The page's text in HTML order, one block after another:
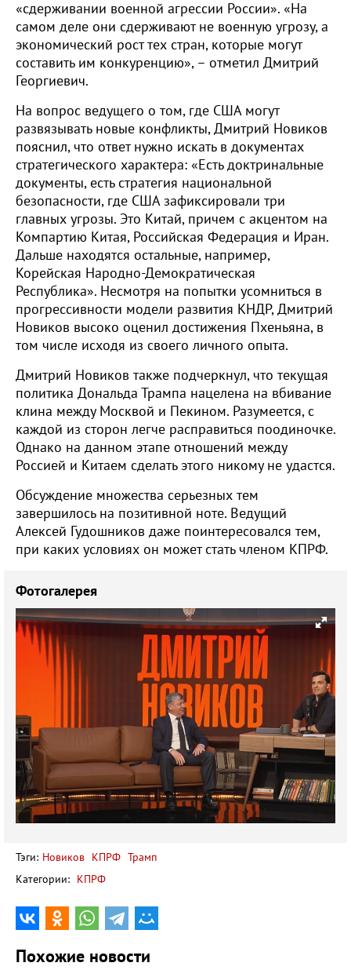
«сдерживании военной агрессии России». «На
самом деле они сдерживают не военную угрозу, а
экономический рост тех стран, которые могут
составить им конкуренцию», – отметил Дмитрий
Георгиевич.
На вопрос ведущего о том, где США могут
развязывать новые конфликты, Дмитрий Новиков
пояснил, что ответ нужно искать в документах
стратегического характера: «Есть доктринальные
документы, есть стратегия национальной
безопасности, где США зафиксировали три
главных угрозы. Это Китай, причем с акцентом на
Компартию Китая, Российская Федерация и Иран.
Дальше находятся остальные, например,
Корейская Народно-Демократическая
Республика». Несмотря на попытки усомниться в
прогрессивности модели развития КНДР, Дмитрий
Новиков высоко оценил достижения Пхеньяна, в
том числе исходя из своего личного опыта.
Дмитрий Новиков также подчеркнул, что текущая
политика Дональда Трампа нацелена на вбивание
клина между Москвой и Пекином. Разумеется, с
каждой из сторон легче расправиться поодиночке.
Однако на данном этапе отношений между
Россией и Китаем сделать этого никому не удастся.
Обсуждение множества серьезных тем
завершилось на позитивной ноте. Ведущий
Алексей Гудошников даже поинтересовался тем,
при каких условиях он может стать членом КПРФ.
Фотогалерея
Тэги: Новиков КПРФ Трамп
Категории: КПРФ
Похожие новости